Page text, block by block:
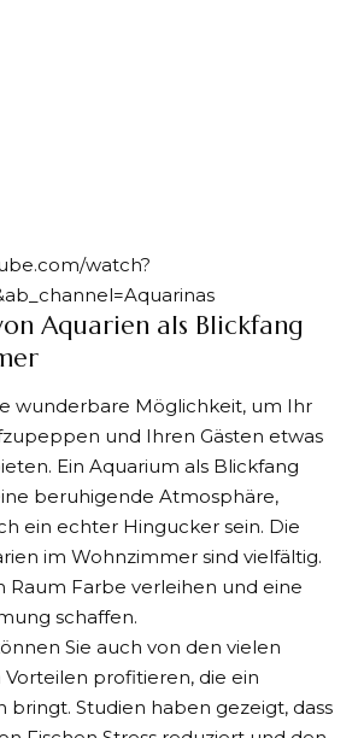
watch?
Aquarien als Blickfang
wunderbare Möglichkeit, um Ihr
und Ihren Gästen etwas
Ein Aquarium als Blickfang
beruhigende Atmosphäre,
ein echter Hingucker sein. Die
im Wohnzimmer sind vielfältig.
Raum Farbe verleihen und eine
schaffen.
Sie auch von den vielen
profitieren, die ein
bringt. Studien haben gezeigt, dass